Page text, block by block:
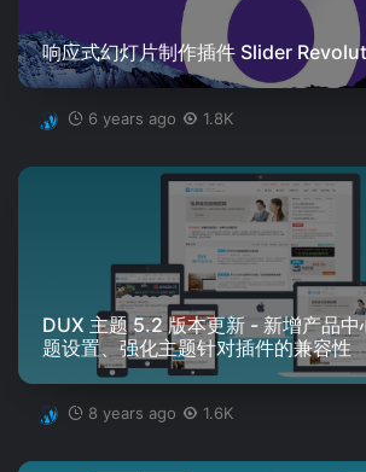
响应式幻灯片制作插件 Slider
6 years ago 1.8K
DUX 主题 5.2 版本更新 - 新增产品中
题设置、强化主题针对插件的兼容性
8 years ago 1.6K